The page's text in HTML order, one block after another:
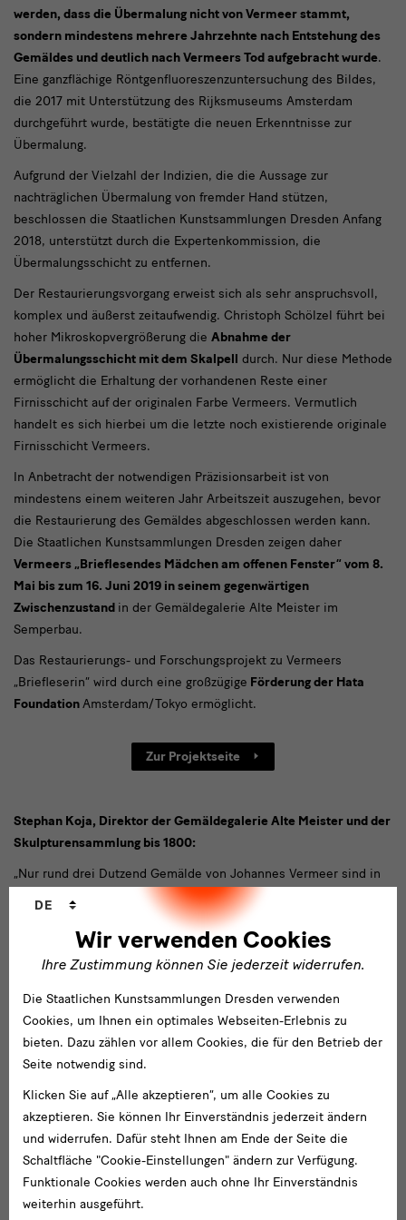
werden, dass die Übermalung nicht von Vermeer stammt,
sondern mindestens mehrere Jahrzehnte nach Entstehung des
Gemäldes und deutlich nach Vermeers Tod aufgebracht wurde.
Eine ganzflächige Röntgenfluoreszenzuntersuchung des Bildes,
die 2017 mit Unterstützung des Rijksmuseums Amsterdam
durchgeführt wurde, bestätigte die neuen Erkenntnisse zur
Übermalung.
Aufgrund der Vielzahl der Indizien, die die Aussage zur
nachträglichen Übermalung von fremder Hand stützen,
beschlossen die Staatlichen Kunstsammlungen Dresden Anfang
2018, unterstützt durch die Expertenkommission, die
Übermalungsschicht zu entfernen.
Der Restaurierungsvorgang erweist sich als sehr anspruchsvoll,
komplex und äußerst zeitaufwendig. Christoph Schölzel führt bei
hoher Mikroskopvergrößerung die Abnahme der
Übermalungsschicht mit dem Skalpell durch. Nur diese Methode
ermöglicht die Erhaltung der vorhandenen Reste einer
Firnisschicht auf der originalen Farbe Vermeers. Vermutlich
handelt es sich hierbei um die letzte noch existierende originale
Firnisschicht Vermeers.
In Anbetracht der notwendigen Präzisionsarbeit ist von
mindestens einem weiteren Jahr Arbeitszeit auszugehen, bevor
die Restaurierung des Gemäldes abgeschlossen werden kann.
Die Staatlichen Kunstsammlungen Dresden zeigen daher
Vermeers „Brieflesendes Mädchen am offenen Fenster“ vom 8.
Mai bis zum 16. Juni 2019 in seinem gegenwärtigen
Zwischenzustand in der Gemäldegalerie Alte Meister im
Semperbau.
Das Restaurierungs- und Forschungsprojekt zu Vermeers
„Briefleserin“ wird durch eine großzügige Förderung der Hata
FoundationAmsterdam/Tokyo ermöglicht.
Zur Projektseite
Stephan Koja, Direktor der Gemäldegalerie Alte Meister und der
Skulpturensammlung bis 1800:
„Nur rund drei Dutzend Gemälde von Johannes Vermeer sind in
der Forschungswelt bekannt. Die Gemäldegalerie Alte Meister ist
in der glücklichen Lage sogar zwei Meisterwerke des Delfter
Malers zu besitzen. Das 1656 entstandene Bild „Bei der
Kupplerin“ wurde bereits 2002 bis 2004 umfassend restauriert,
Unterstützung der Hata Foundation auch die Restaurierung des
„Brieflesenden Mädchens am offenen Fenster“ realisiert werden
kann und sich das Gemälde nach Fertigstellung in sensationell
neuer Erscheinung präsentieren wird – und wir damit einen
bedeutenden Beitrag zur Vermeer-Forschung leisten können.“
Marlies Giebe, Leiterin der Restaurierungswerkstatt
Gemäldegalerie Alte Meister:
„Mit der Restaurierung des „Brieflesenden Mädchens am offenen
Fenster“ erzielen wir einen Wiedergewinn der bekannten frischen
Wir verwenden Cookies
Ihre Zustimmung können Sie jederzeit widerrufen.
Sprachwechsler
DE
Die Staatlichen Kunstsammlungen Dresden verwenden
Cookies, um Ihnen ein optimales Webseiten-Erlebnis zu
bieten. Dazu zählen vor allem Cookies, die für den Betrieb der
Seite notwendig sind.
Klicken Sie auf „Alle akzeptieren“, um alle Cookies zu
akzeptieren. Sie können Ihr Einverständnis jederzeit ändern
und widerrufen. Dafür steht Ihnen am Ende der Seite die
Schaltfläche "Cookie-Einstellungen" ändern zur Verfügung.
Funktionale Cookies werden auch ohne Ihr Einverständnis
weiterhin ausgeführt.